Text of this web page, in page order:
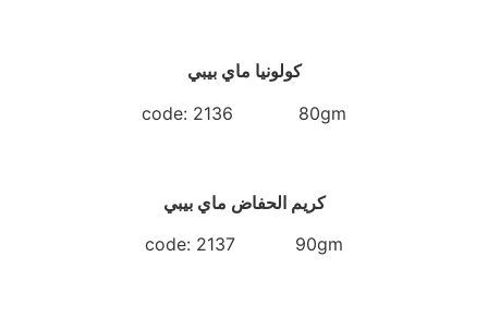
كولونيا ماي بيبي
code: 2136 80gm
كريم الحفاض ماي بيبي
code: 2137 90gm